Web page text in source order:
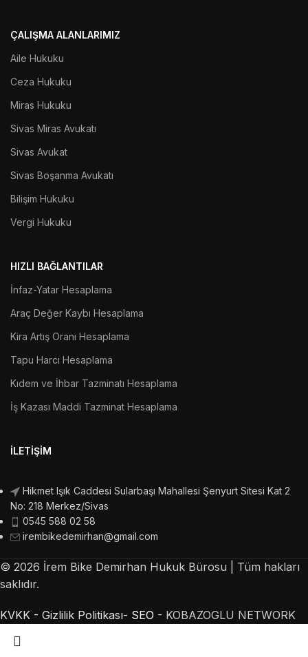
ÇALIŞMA ALANLARIMIZ
Aile Hukuku
Ceza Hukuku
Miras Hukuku
Sivas Miras Avukatı
Sivas Avukat
Sivas Boşanma Avukatı
Bilişim Hukuku
Vergi Hukuku
HIZLI BAĞLANTILAR
İnfaz-Yatar Hesaplama
Araç Değer Kaybı Hesaplama
Kira Artış Oranı Hesaplama
Tapu Harcı Hesaplama
Kıdem ve İhbar Tazminatı Hesaplama
İş Kazası Maddi Tazminat Hesaplama
İLETIŞIM
Hikmet Işık Caddesi Sularbaşı Mahallesi Şenyurt Sitesi Kat 2
No: 218 Merkez/Sivas
0545 588 02 58
irembikedemirhan@gmail.com
© 2026 İrem Bike Demirhan Hukuk Bürosu | Tüm hakları
saklıdır.
KVKK - Gizlilik Politikası- SEO - KOBAZOGLU NETWORK